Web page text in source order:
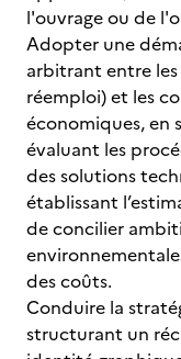
l'ouvrage ou de
Adopter une
arbitrant entre les
réemploi) et les
économiques, en
évaluant les
des solutions
établissant
de concilier
des coûts.
Conduire la
structurant un